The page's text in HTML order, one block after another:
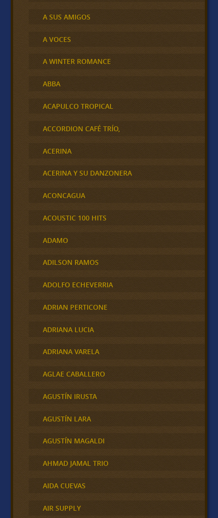
A SUS AMIGOS
A VOCES
A WINTER ROMANCE
ABBA
ACAPULCO TROPICAL
ACCORDION CAFÉ TRÍO,
ACERINA
ACERINA Y SU DANZONERA
ACONCAGUA
ACOUSTIC 100 HITS
ADAMO
ADILSON RAMOS
ADOLFO ECHEVERRIA
ADRIAN PERTICONE
ADRIANA LUCIA
ADRIANA VARELA
AGLAE CABALLERO
AGUSTÍN IRUSTA
AGUSTÍN LARA
AGUSTÍN MAGALDI
AHMAD JAMAL TRIO
AIDA CUEVAS
AIR SUPPLY